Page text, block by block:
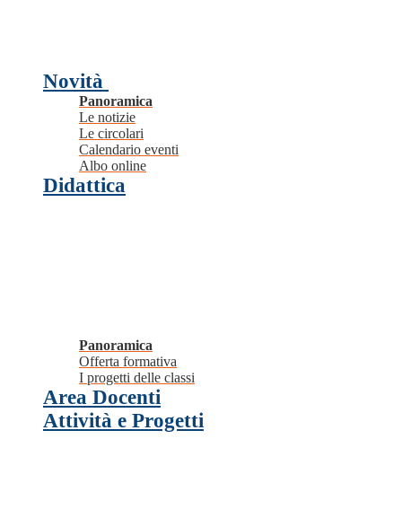
Novità
Panoramica
Le notizie
Le circolari
Calendario eventi
Albo online
Didattica
Panoramica
Offerta formativa
I progetti delle classi
Area Docenti
Attività e Progetti